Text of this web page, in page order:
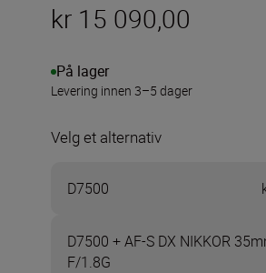
kr 15 090,00
På lager
Levering innen 3–5 dager
Velg et alternativ
D7500
D7500 + AF-S DX NIKKOR
F/1.8G